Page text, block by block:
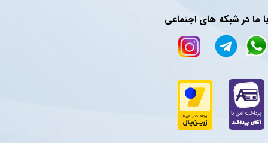
ما در شبکه های اجتماعی